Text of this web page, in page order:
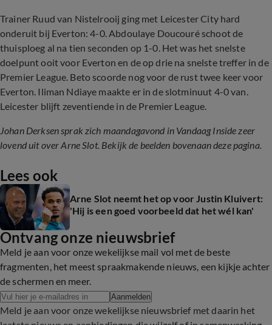
Trainer Ruud van Nistelrooij ging met Leicester City hard
onderuit bij Everton: 4-0. Abdoulaye Doucouré schoot de
thuisploeg al na tien seconden op 1-0. Het was het snelste
doelpunt ooit voor Everton en de op drie na snelste treffer in de
Premier League. Beto scoorde nog voor de rust twee keer voor
Everton. Iliman Ndiaye maakte er in de slotminuut 4-0 van.
Leicester blijft zeventiende in de Premier League.
Johan Derksen sprak zich maandagavond in Vandaag Inside zeer
lovend uit over Arne Slot. Bekijk de beelden bovenaan deze pagina.
Lees ook
Arne Slot neemt het op voor Justin Kluivert:
'Hij is een goed voorbeeld dat het wél kan'
Ontvang onze nieuwsbrief
Meld je aan voor onze wekelijkse mail vol met de beste
fragmenten, het meest spraakmakende nieuws, een kijkje achter
de schermen en meer.
Aanmelden
Meld je aan voor onze wekelijkse nieuwsbrief met daarin het